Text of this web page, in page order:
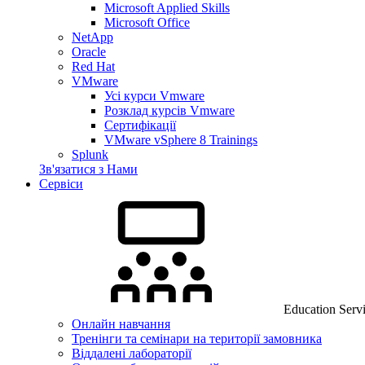
Microsoft Applied Skills
Microsoft Office
NetApp
Oracle
Red Hat
VMware
Усі курси Vmware
Розклад курсів Vmware
Сертифікації
VMware vSphere 8 Trainings
Splunk
Зв'язатися з Нами
Сервіси
Education
Онлайн навчання
Тренінги та семінари на території замовника
Віддалені лабораторії